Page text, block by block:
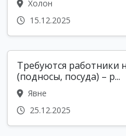
Холон
15.12.2025
Требуются работники
(подносы, посуда) – р...
Явне
25.12.2025